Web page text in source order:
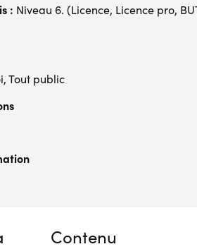
: Niveau 6. (Licence, Licence pro,
Tout public
Contenu